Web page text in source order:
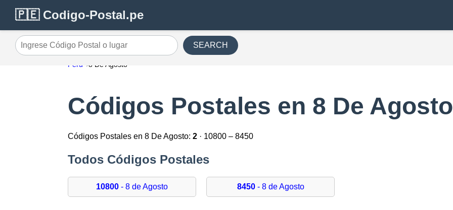
🇵🇪 Codigo-Postal.pe
Ingrese Código Postal o lugar SEARCH
Perú 8 De Agosto
Códigos Postales en 8 De Agosto
Códigos Postales en 8 De Agosto:2 · 10800 – 8450
Todos Códigos Postales
10800 - 8 de Agosto 8450- 8 de Agosto